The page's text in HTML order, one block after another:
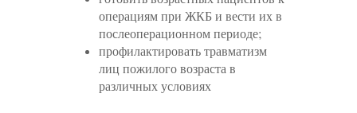
операциям при ЖКБ и вести их в
послеоперационном периоде;
профилактировать травматизм
лиц пожилого возраста в
различных условиях